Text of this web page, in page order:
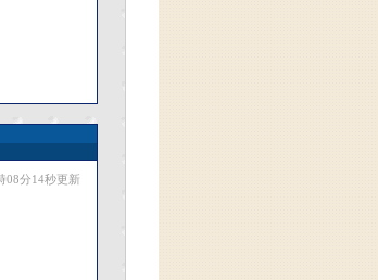
08分14秒更新